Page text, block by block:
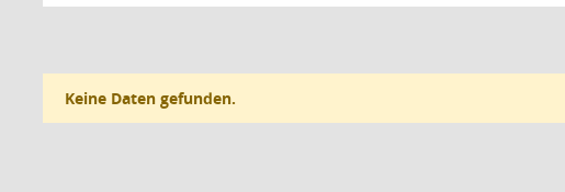
Keine Daten gefunden.